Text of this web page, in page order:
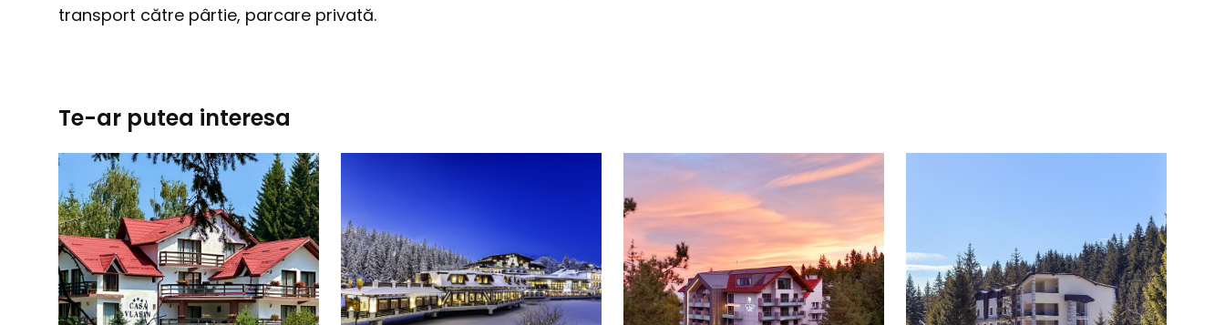
transport către pârtie, parcare privată.
Te-ar putea interesa